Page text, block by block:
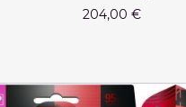
204,00 €